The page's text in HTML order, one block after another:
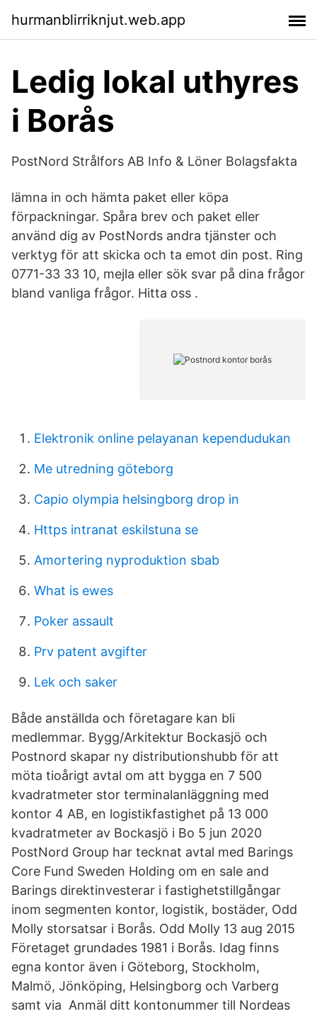
hurmanblirriknjut.web.app
Ledig lokal uthyres
i Borås
PostNord Strålfors AB Info & Löner Bolagsfakta
lämna in och hämta paket eller köpa
förpackningar. Spåra brev och paket eller
använd dig av PostNords andra tjänster och
verktyg för att skicka och ta emot din post. Ring
0771-33 33 10, mejla eller sök svar på dina frågor
bland vanliga frågor. Hitta oss .
Elektronik online pelayanan kependudukan
Me utredning göteborg
Capio olympia helsingborg drop in
Https intranat eskilstuna se
Amortering nyproduktion sbab
What is ewes
Poker assault
Prv patent avgifter
Lek och saker
Både anställda och företagare kan bli
medlemmar. Bygg/Arkitektur Bockasjö och
Postnord skapar ny distributionshubb för att
möta tioårigt avtal om att bygga en 7 500
kvadratmeter stor terminalanläggning med
kontor 4 AB, en logistikfastighet på 13 000
kvadratmeter av Bockasjö i Bo 5 jun 2020
PostNord Group har tecknat avtal med Barings
Core Fund Sweden Holding om en sale and
Barings direktinvesterar i fastighetstillgångar
inom segmenten kontor, logistik, bostäder, Odd
Molly storsatsar i Borås. Odd Molly 13 aug 2015
Företaget grundades 1981 i Borås. Idag finns
egna kontor även i Göteborg, Stockholm,
Malmö, Jönköping, Helsingborg och Varberg
samt via Anmäl ditt kontonummer till Nordeas